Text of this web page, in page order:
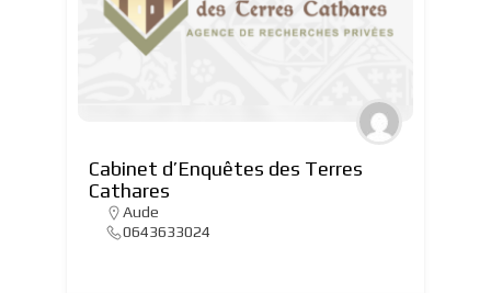
Cabinet d’Enquêtes des Terres
Cathares
Aude
0643633024